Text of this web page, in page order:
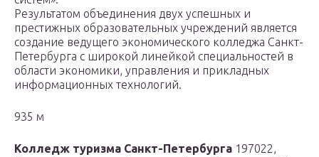
Результатом объединения двух успешных и
престижных образовательных учреждений является
создание ведущего экономического колледжа Санкт-
Петербурга с широкой линейкой специальностей в
области экономики, управления и прикладных
информационных технологий.
935 м
Колледж туризма Санкт-Петербурга 197022,